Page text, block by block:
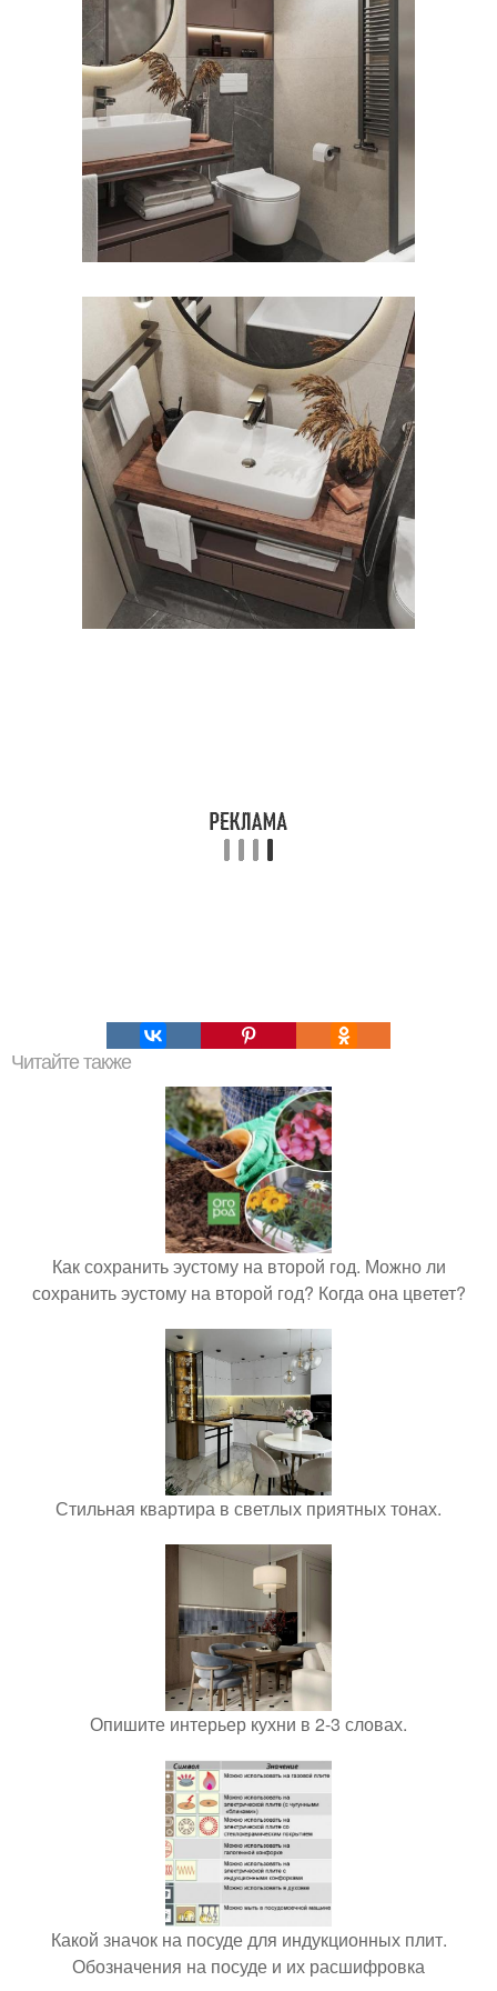
Читайте также
Как сохранить эустому на второй год. Можно ли
сохранить эустому на второй год? Когда она цветет?
Стильная квартира в светлых приятных тонах.
Опишите интерьер кухни в 2-3 словах.
Какой значок на посуде для индукционных плит.
Обозначения на посуде и их расшифровка